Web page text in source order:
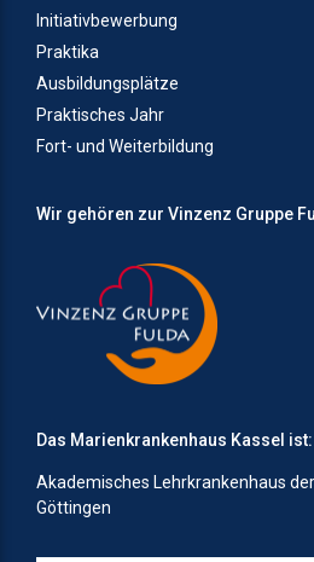
Initiativbewerbung
Praktika
Ausbildungsplätze
Praktisches Jahr
Fort- und Weiterbildung
Wir gehören zur Vinzenz Gruppe
Das Marienkrankenhaus Kassel ist:
Akademisches Lehrkrankenhaus
Göttingen